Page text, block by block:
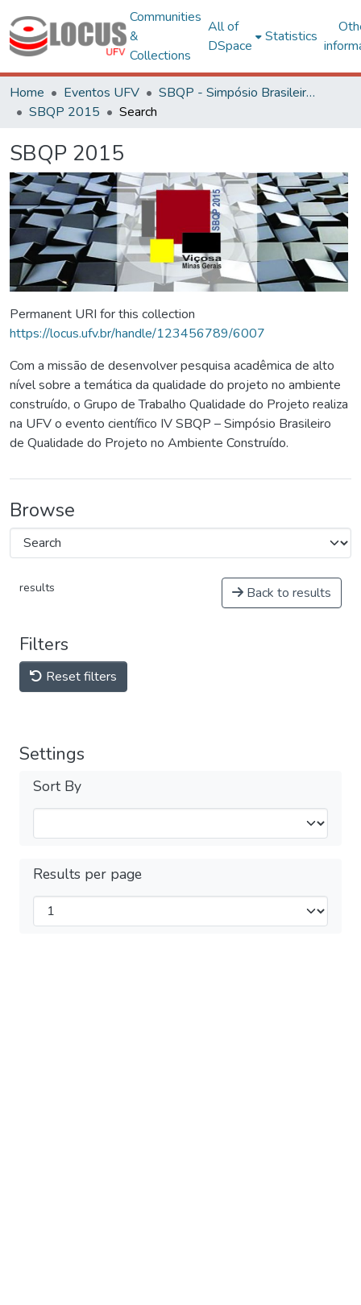
Communities
&
Collections
All of
DSpace
Statistics
Home Eventos UFV
SBQP - Simpósio Brasileiro de Qualidade do Projeto no Ambiente Construído
SBQP 2015
Search
SBQP 2015
Permanent URI for this collection
https://locus.ufv.br/handle/123456789/6007
Com a missão de desenvolver pesquisa acadêmica de alto
nível sobre a temática da qualidade do projeto no ambiente
construído, o Grupo de Trabalho Qualidade do Projeto realiza
na UFV o evento científico IV SBQP – Simpósio Brasileiro
de Qualidade do Projeto no Ambiente Construído.
Browse
results Back to results
Filters
Reset filters
Settings
Sort By
Results per page